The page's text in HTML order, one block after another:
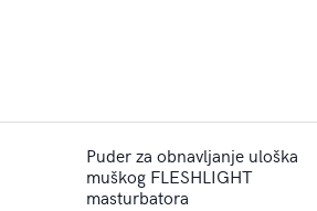
Puder za obnavljanje uloška
muškog FLESHLIGHT
masturbatora